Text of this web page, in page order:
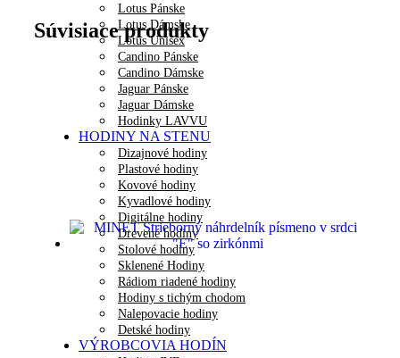
Lotus Pánske
Lotus Dámske
Lotus Unisex
Candino Pánske
Candino Dámske
Jaguar Pánske
Jaguar Dámske
Hodinky LAVVU
HODINY NA STENU
Dizajnové hodiny
Plastové hodiny
Kovové hodiny
Kyvadlové hodiny
Digitálne hodiny
Drevené hodiny
Stolové hodiny
Sklenené Hodiny
Rádiom riadené hodiny
Hodiny s tichým chodom
Nalepovacie hodiny
Detské hodiny
VÝROBCOVIA HODÍN
Súvisiace produkty